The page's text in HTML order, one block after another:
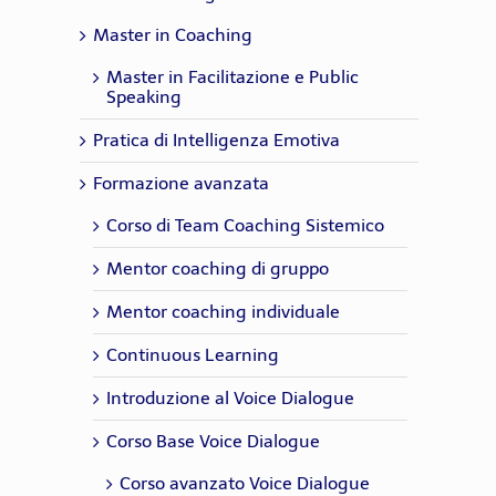
Master in Coaching
Master in Facilitazione e Public
Speaking
Pratica di Intelligenza Emotiva
Formazione avanzata
Corso di Team Coaching Sistemico
Mentor coaching di gruppo
Mentor coaching individuale
Continuous Learning
Introduzione al Voice Dialogue
Corso Base Voice Dialogue
Corso avanzato Voice Dialogue